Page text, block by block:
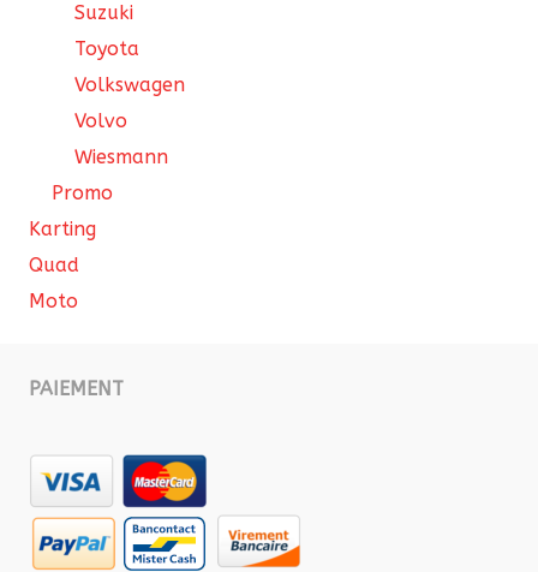
Suzuki
Toyota
Volkswagen
Volvo
Wiesmann
Promo
Karting
Quad
Moto
PAIEMENT